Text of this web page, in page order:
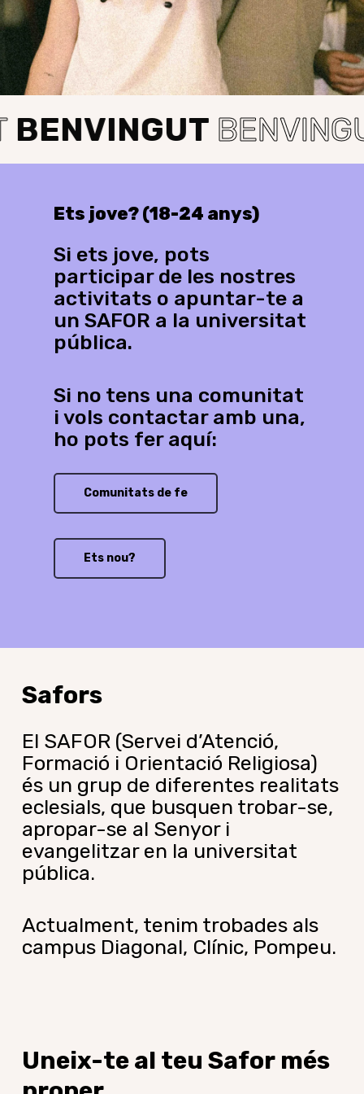
Ets jove?(18-24 anys)
Si ets jove, pots
participar de les nostres
activitats o apuntar-te a
un SAFOR a la universitat
pública.
Si no tens una comunitat
i vols contactar amb una,
ho pots fer aquí:
Comunitats de fe
Ets nou?
Safors
El SAFOR (Servei d’Atenció,
Formació i Orientació Religiosa)
és un grup de diferentes realitats
eclesials, que busquen trobar-se,
apropar-se al Senyor i
evangelitzar en la universitat
pública.
Actualment, tenim trobades als
campus Diagonal, Clínic, Pompeu.
Uneix-teal teu Safor més